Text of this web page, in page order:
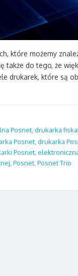
które możemy
także do tego, że
drukarek, które są
Posnet drukarka
Posnet drukarka
Posnet
Posnet Posnet Trio